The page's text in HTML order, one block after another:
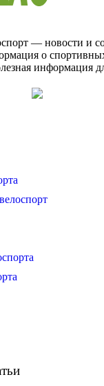
— новости и
о
информация